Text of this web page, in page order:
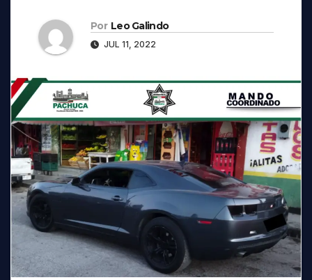
Por Leo Galindo
JUL 11, 2022